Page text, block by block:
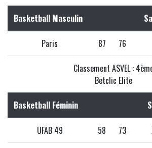
Basketball Masculin
Paris 87 76
Classement ASVEL :
Betclic Elite
Basketball Féminin
UFAB 49 58 73